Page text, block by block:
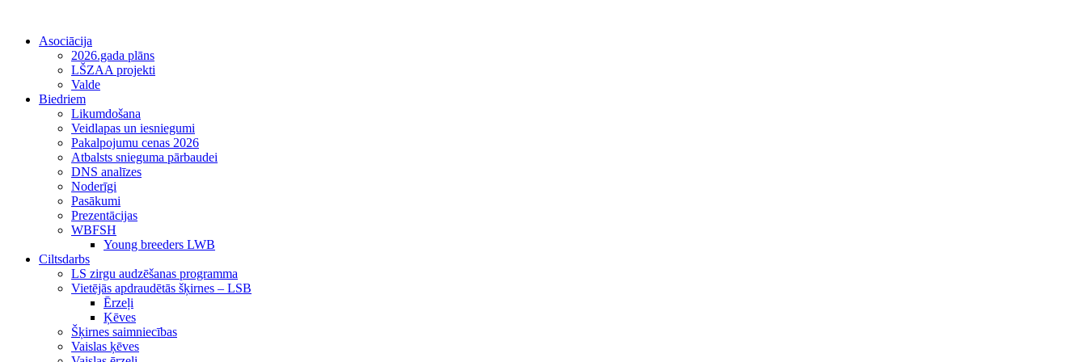
Asociācija
2026.gada plāns
LŠZAA projekti
Valde
Biedriem
Likumdošana
Veidlapas un iesniegumi
Pakalpojumu cenas 2026
Atbalsts snieguma pārbaudei
DNS analīzes
Noderīgi
Pasākumi
Prezentācijas
WBFSH
Young breeders LWB
Ciltsdarbs
LS zirgu audzēšanas programma
Vietējās apdraudētās šķirnes – LSB
Ērzeļi
Ķēves
Šķirnes saimniecības
Vaislas ķēves